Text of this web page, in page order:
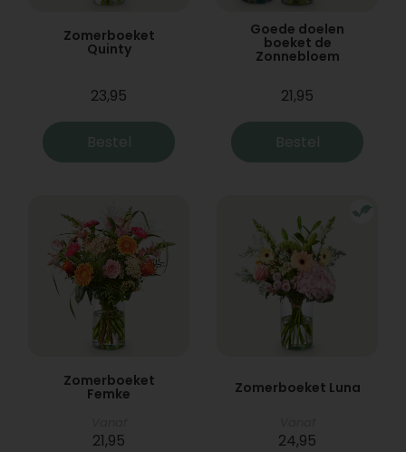
Zomerboeket
Quinty
23,95
Bestel
Goede doelen
boeket de
Zonnebloem
21,95
Bestel
Zomerboeket
Femke
21,95
Zomerboeket Luna
24,95